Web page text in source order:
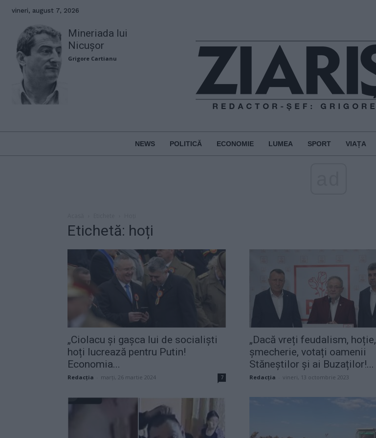
vineri, august 7, 2026
Mineriada lui
Nicușor
Grigore Cartianu
NEWS POLITICĂ ECONOMIE LUMEA SPORT VIAȚA
Etichetă: hoți
„Ciolacu și gașca lui de socialiști
hoți lucrează pentru Putin!
Economia...
Redacţia marți, 26 martie 2024 7
„Dacă vreți feudalism, hoție,
șmecherie, votați oamenii
Stăneștilor și ai Buzaților!...
Redacţia vineri, 13 octombrie 2023